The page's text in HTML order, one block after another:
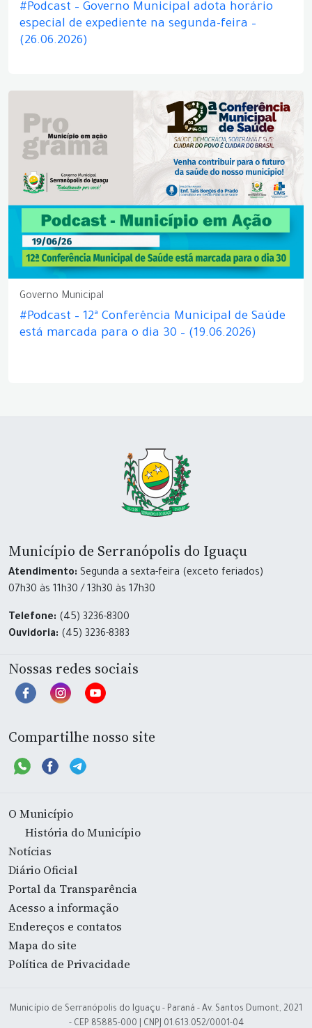
#Podcast – Governo Municipal adota horário
especial de expediente na segunda-feira –
(26.06.2026)
Governo Municipal
#Podcast – 12ª Conferência Municipal de Saúde
está marcada para o dia 30 – (19.06.2026)
Município de Serranópolis do Iguaçu
Atendimento: Segunda a sexta-feira (exceto feriados)
07h30 às 11h30 / 13h30 às 17h30
Telefone: (45) 3236-8300
Ouvidoria: (45) 3236-8383
Nossas redes sociais
Compartilhe nosso site
O Município
História do Município
Notícias
Diário Oficial
Portal da Transparência
Acesso a informação
Endereços e contatos
Mapa do site
Política de Privacidade
Município de Serranópolis do Iguaçu - Paraná - Av. Santos Dumont, 2021
- CEP 85885-000 | CNPJ 01.613.052/0001-04